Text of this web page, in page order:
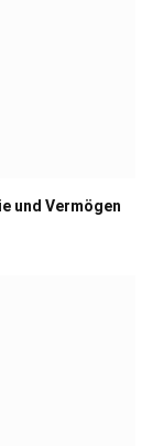
und Vermögen